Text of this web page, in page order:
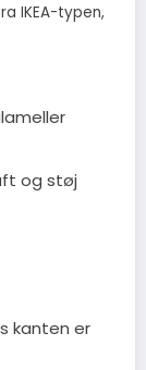
IKEA-typen,
og støj
kanten er